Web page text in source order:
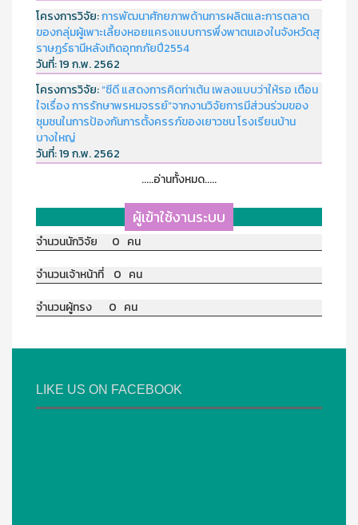
โครงการวิจัย:การพัฒนาศักยภาพด้านการผลิตและการตลาด
ของกลุ่มผู้เพาะเลี้ยงหอยแครงแบบการพึ่งพาตนเองในจังหวัดสุ
ราษฏร์ธานีหลังเกิดอุทกภัยปี2554
วันที่:19 ก.พ. 2562
โครงการวิจัย:“ซีดี แสดงการคิดท่าเต้น เพลงแบบว่าให้รอ เตือน
ใจเรื่อง การรักษาพรหมจรรย์”จากงานวิจัยการมีส่วนร่วมของ
ชุมชนในการป้องกันการตั้งครรภ์ของเยาวชน โรงเรียนบ้าน
บางใหญ่
วันที่:19 ก.พ. 2562
.....อ่านทั้งหมด.....
ผู้เข้าใช้งานระบบ
จำนวนนักวิจัย 0 คน
จำนวนเจ้าหน้าที่ 0 คน
จำนวนผู้ทรง 0 คน
LIKE US ON FACEBOOK